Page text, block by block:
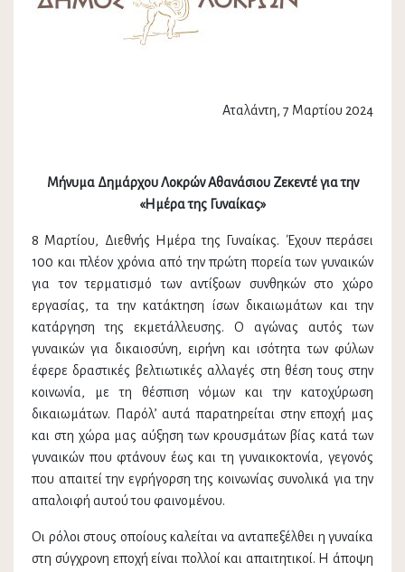
Αταλάντη, 7 Μαρτίου 2024
Μήνυμα Δημάρχου Λοκρών Αθανάσιου Ζεκεντέ για την
«Ημέρα της Γυναίκας»
8 Μαρτίου, Διεθνής Ημέρα της Γυναίκας. Έχουν περάσει
100 και πλέον χρόνια από την πρώτη πορεία των γυναικών
για τον τερματισμό των αντίξοων συνθηκών στο χώρο
εργασίας, τα την κατάκτηση ίσων δικαιωμάτων και την
κατάργηση της εκμετάλλευσης. Ο αγώνας αυτός των
γυναικών για δικαιοσύνη, ειρήνη και ισότητα των φύλων
έφερε δραστικές βελτιωτικές αλλαγές στη θέση τους στην
κοινωνία, με τη θέσπιση νόμων και την κατοχύρωση
δικαιωμάτων. Παρόλ’ αυτά παρατηρείται στην εποχή μας
και στη χώρα μας αύξηση των κρουσμάτων βίας κατά των
γυναικών που φτάνουν έως και τη γυναικοκτονία, γεγονός
που απαιτεί την εγρήγορση της κοινωνίας συνολικά για την
απαλοιφή αυτού του φαινομένου.
Οι ρόλοι στους οποίους καλείται να ανταπεξέλθει η γυναίκα
στη σύγχρονη εποχή είναι πολλοί και απαιτητικοί. Η άποψη